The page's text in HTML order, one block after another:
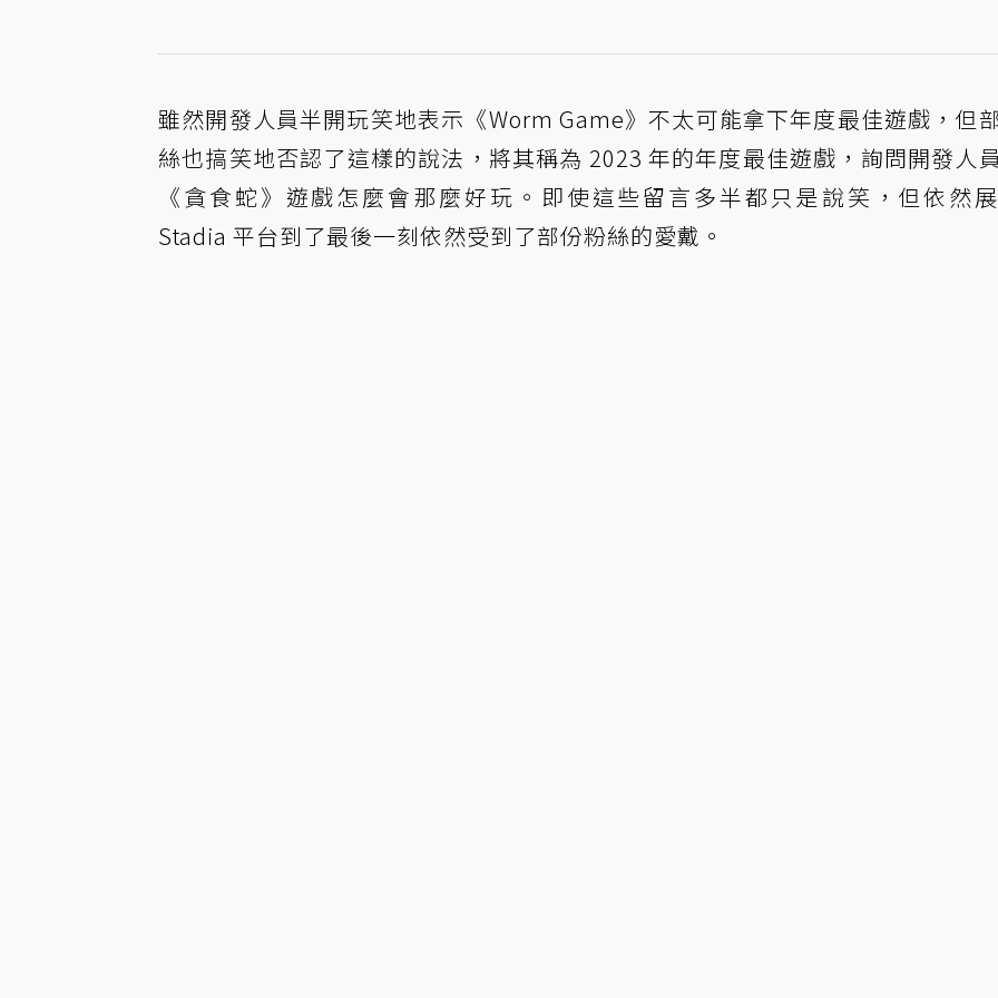
雖然開發人員半開玩笑地表示《Worm Game》不太可能拿下年度最佳遊戲，但
絲也搞笑地否認了這樣的說法，將其稱為 2023 年的年度最佳遊戲，詢問開發人
《貪食蛇》遊戲怎麼會那麼好玩。即使這些留言多半都只是說笑，但依然
Stadia 平台到了最後一刻依然受到了部份粉絲的愛戴。